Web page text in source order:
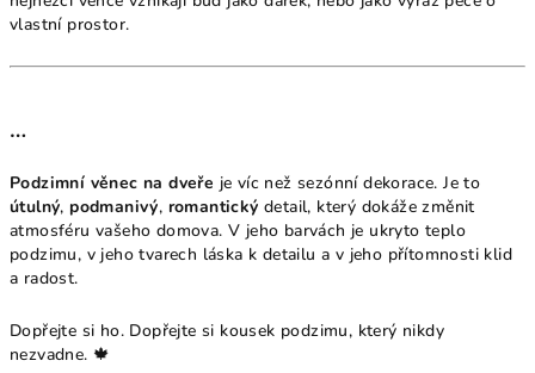
vlastní prostor.
…
Podzimní věnec na dveře je víc než sezónní dekorace. Je to
útulný, podmanivý, romantický detail, který dokáže změnit
atmosféru vašeho domova. V jeho barvách je ukryto teplo
podzimu, v jeho tvarech láska k detailu a v jeho přítomnosti klid
a radost.
Dopřejte si ho. Dopřejte si kousek podzimu, který nikdy
nezvadne. 🍁